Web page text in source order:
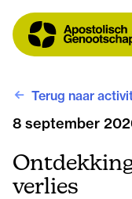
Terug naar
8 september
verlies